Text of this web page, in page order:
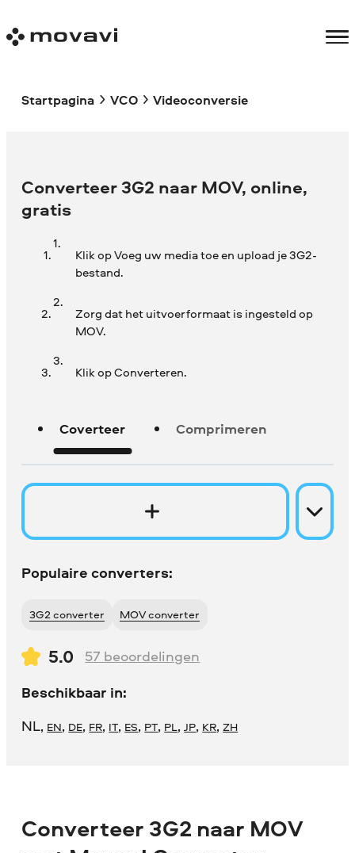
Startpagina VCO Videoconversie
Converteer 3G2 naar MOV, online,
gratis
Klik op Voeg uw media toe en upload je 3G2-
bestand.
Zorg dat het uitvoerformaat is ingesteld op
MOV.
Klik op Converteren.
Coverteer Comprimeren
Populaire converters:
3G2 converter MOV converter
5.0 57 beoordelingen
Beschikbaar in:
NL, EN, DE, FR, IT, ES, PT, PL,JP, KR,ZH
Converteer 3G2 naar MOV